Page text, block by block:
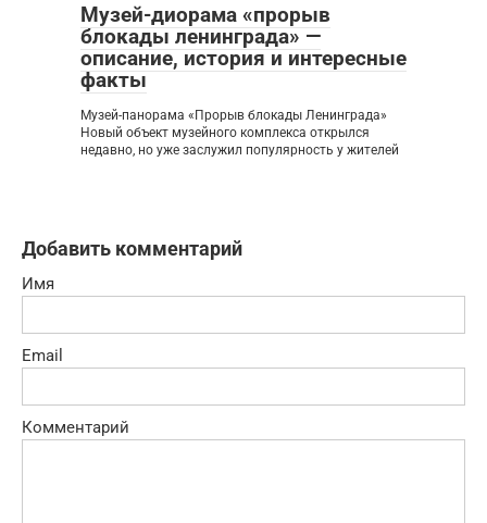
Музей-диорама «прорыв
блокады ленинграда» —
описание, история и интересные
факты
Музей-панорама «Прорыв блокады Ленинграда»
Новый объект музейного комплекса открылся
недавно, но уже заслужил популярность у жителей
Добавить комментарий
Имя
Email
Комментарий